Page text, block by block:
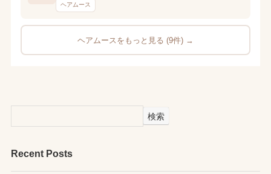
ヘアムース
ヘアムースをもっと見る (9件) →
検索
Recent Posts